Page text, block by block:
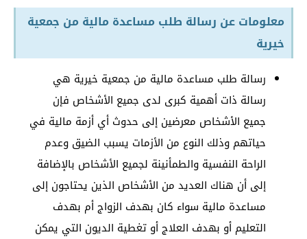
معلومات عن رسالة طلب مساعدة مالية من جمعية
خيرية
رسالة طلب مساعدة مالية من جمعية خيرية هي
رسالة ذات أهمية كبرى لدى جميع الأشخاص فإن
جميع الأشخاص معرضين إلى حدوث أي أزمة مالية في
حياتهم وذلك النوع من الأزمات يسبب الضيق وعدم
الراحة النفسية والطمأنينة لجميع الأشخاص بالإضافة
إلى أن هناك العديد من الأشخاص الذين يحتاجون إلى
مساعدة مالية سواء كان بهدف الزواج أم بهدف
التعليم أو بهدف العلاج أو تغطية الديون التي يمكن